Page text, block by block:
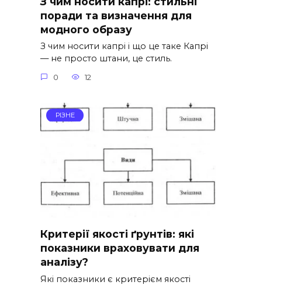
поради та визначення для
модного образу
З чим носити капрі і що це таке Капрі
— не просто штани, це стиль.
0 12
РІЗНЕ
Критерії якості ґрунтів: які
показники враховувати для
аналізу?
Які показники є критерієм якості